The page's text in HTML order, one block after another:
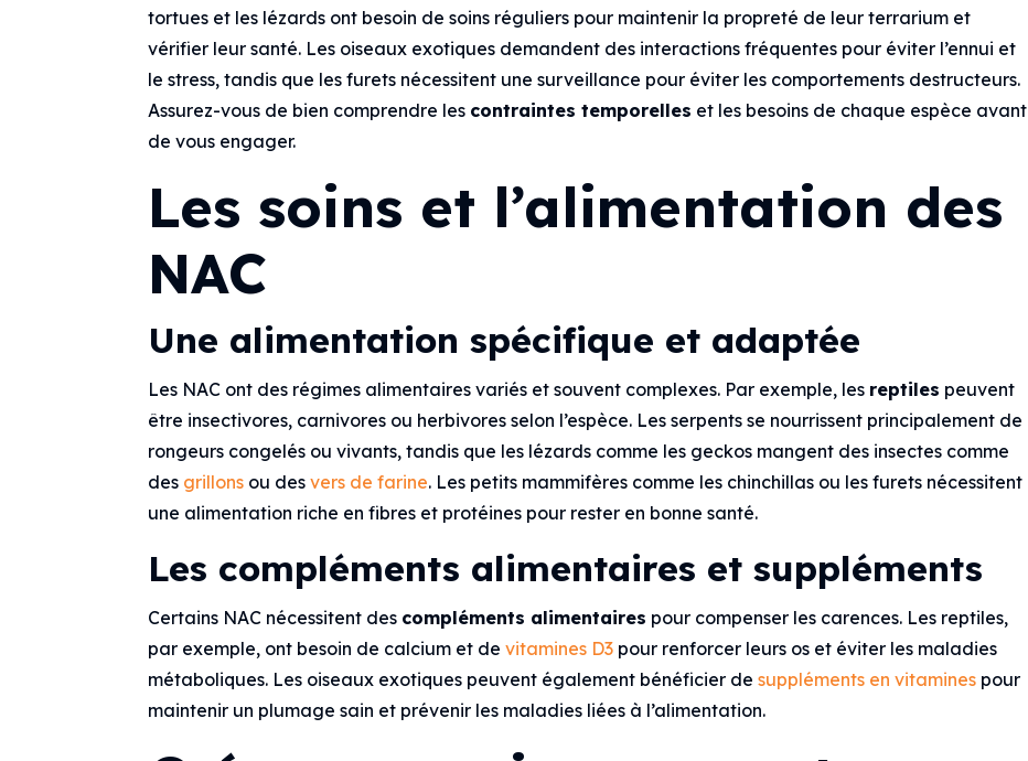
tortues et les lézards ont besoin de soins réguliers pour maintenir la propreté de leur terrarium et
vérifier leur santé. Les oiseaux exotiques demandent des interactions fréquentes pour éviter l’ennui et
le stress, tandis que les furets nécessitent une surveillance pour éviter les comportements destructeurs.
Assurez-vous de bien comprendre les contraintes temporelles et les besoins de chaque espèce avant
de vous engager.
Les soins et l’alimentation des
NAC
Une alimentation spécifique et adaptée
Les NAC ont des régimes alimentaires variés et souvent complexes. Par exemple, les reptiles peuvent
être insectivores, carnivores ou herbivores selon l’espèce. Les serpents se nourrissent principalement de
rongeurs congelés ou vivants, tandis que les lézards comme les geckos mangent des insectes comme
des grillons ou desvers de farine. Les petits mammifères comme les chinchillas ou les furets nécessitent
une alimentation riche en fibres et protéines pour rester en bonne santé.
Les compléments alimentaires et suppléments
Certains NAC nécessitent des compléments alimentaires pour compenser les carences. Les reptiles,
par exemple, ont besoin de calcium et devitamines D3 pour renforcer leurs os et éviter les maladies
métaboliques. Les oiseaux exotiques peuvent également bénéficier desuppléments en vitamines pour
maintenir un plumage sain et prévenir les maladies liées à l’alimentation.